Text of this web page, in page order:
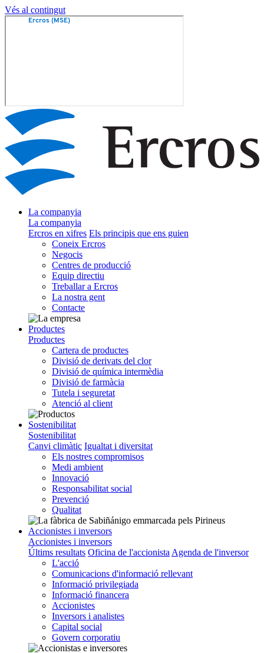
Vés al contingut
La companyia
La companyia
Ercros en xifres Els principis que ens guien
Coneix Ercros
Negocis
Centres de producció
Equip directiu
Treballar a Ercros
La nostra gent
Contacte
Productes
Productes
Cartera de productes
Divisió de derivats del clor
Divisió de química intermèdia
Divisió de farmàcia
Tutela i seguretat
Atenció al client
Sostenibilitat
Sostenibilitat
Canvi climàtic Igualtat i diversitat
Els nostres compromisos
Medi ambient
Innovació
Responsabilitat social
Prevenció
Qualitat
Accionistes i inversors
Accionistes i inversors
Últims resultats Oficina de l'accionista Agenda de l'inversor
L'acció
Comunicacions d'informació rellevant
Informació privilegiada
Informació financera
Accionistes
Inversors i analistes
Capital social
Govern corporatiu